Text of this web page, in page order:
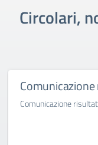
Circolari,
Comunicazione